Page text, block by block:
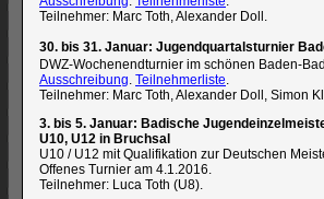
Teilnehmer: Marc Toth, Alexander Doll.
30. bis 31. Januar: Jugendquartalsturnier
DWZ-Wochenendturnier im schönen Baden-
Ausschreibung. Teilnehmerliste.
Teilnehmer: Marc Toth, Alexander Doll, Simon
3. bis 5. Januar: Badische
U10, U12 in Bruchsal
U10 / U12 mit Qualifikation zur Deutschen
Offenes Turnier am 4.1.2016.
Teilnehmer: Luca Toth (U8).